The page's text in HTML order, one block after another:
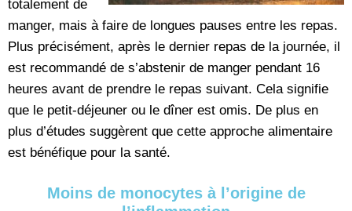
totalement de
manger, mais à faire de longues pauses entre les repas.
Plus précisément, après le dernier repas de la journée, il
est recommandé de s’abstenir de manger pendant 16
heures avant de prendre le repas suivant. Cela signifie
que le petit-déjeuner ou le dîner est omis. De plus en
plus d’études suggèrent que cette approche alimentaire
est bénéfique pour la santé.
Moins de monocytes à l’origine de